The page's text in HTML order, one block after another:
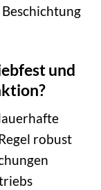
und
robust